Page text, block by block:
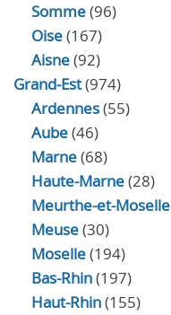
Somme(96)
Oise(167)
Aisne(92)
Grand-Est(974)
Ardennes(55)
Aube(46)
Marne(68)
Haute-Marne(28)
Meurthe-et-Moselle
Meuse(30)
Moselle(194)
Bas-Rhin(197)
Haut-Rhin(155)